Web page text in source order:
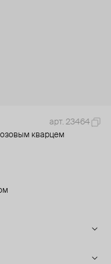
арт. 23464
кварцем